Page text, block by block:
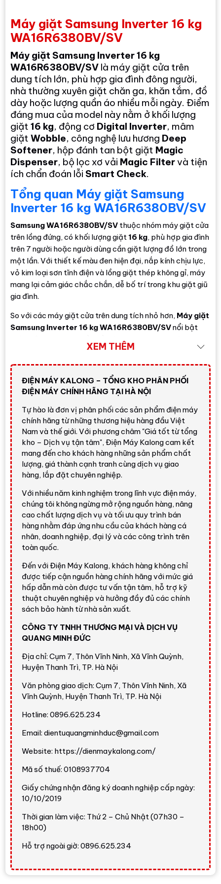
Máy giặt Samsung Inverter 16 kg
WA16R6380BV/SV
Máy giặt Samsung Inverter 16 kg
WA16R6380BV/SV là máy giặt cửa trên
dung tích lớn, phù hợp gia đình đông người,
nhà thường xuyên giặt chăn ga, khăn tắm, đồ
dày hoặc lượng quần áo nhiều mỗi ngày. Điểm
đáng mua của model này nằm ở khối lượng
giặt16 kg, động cơ Digital Inverter, mâm
giặtWobble, công nghệ lưu hương Deep
Softener, hộp đánh tan bột giặt Magic
Dispenser, bộ lọc xơ vải Magic Filtervà tiện
ích chẩn đoán lỗi Smart Check.
Tổng quan Máy giặt Samsung
Inverter 16 kg WA16R6380BV/SV
Samsung WA16R6380BV/SV thuộc nhóm máy giặt cửa
trên lồng đứng, có khối lượng giặt16 kg, phù hợp gia đình
trên 7 người hoặc người dùng cần giặt lượng đồ lớn trong
một lần. Với thiết kế màu đen hiện đại, nắp kính chịu lực,
vỏ kim loại sơn tĩnh điện và lồng giặt thép không gỉ, máy
mang lại cảm giác chắc chắn, dễ bố trí trong khu giặt giũ
gia đình.
So với các máy giặt cửa trên dung tích nhỏ hơn, Máy giặt
Samsung Inverter 16 kg WA16R6380BV/SVnổi bật
nhờ khả năng giặt nhiều đồ, vận hành êm hơn nhờ
, hỗ trợ bảo vệ sợi vải bằng mâm giặt
Wobble
và giúp quần áo thơm lâu hơn nhờDeep Softener. Đây
là lựa chọn phù hợp nếu bạn cần một máy giặt dung tích
lớn, dễ thao tác, không cần chức năng sấy.
Đánh giá nhanh từ Điện Máy
Kalong
Điện Máy Kalongđánh giá Samsung
WA16R6380BV/SV là lựa chọn thực dụng trong
nhóm máy giặt cửa trên dung tích lớn. Máy không
tập trung vào quá nhiều tính năng phức tạp, nhưng
có đủ các công nghệ cần thiết cho nhu cầu giặt hằng
ngày: giặt nhiều đồ, lọc xơ vải, vệ sinh lồng giặt, hẹn
giờ, khóa trẻ em và chẩn đoán lỗi qua điện thoại.
Giá tham khảo tại Điện Máy Kalong:8.650.000 đ
Giá sản phẩm có thể thay đổi theo từng thời điểm,
vui lòng liên hệ để nhận báo giá mới nhất.
Thiết kế
Máy giặt Samsung WA16R6380BV/SV
cửa trên, lồng đứng, phù hợp người dùng thích thao tác
bỏ đồ từ phía trên và không muốn cúi nhiều như khi dùng
máy cửa trước. Thiết kế này đặc biệt tiện cho gia đình có
người lớn tuổi hoặc nhà có nhu cầu giặt nhiều quần áo
trong một mẻ.
Máy có nắp kính chịu lực,lồng giặt thép không gỉ
vỏ
kim loại sơn tĩnh điện . Bảng điều khiển dễ quan sát, hỗ
trợ nhiều chương trình giặt như đồ tối màu, đồ trẻ em, đồ
trải giường, giặt khăn, giặt nhanh, giặt thường, giặt tiết
kiệm và vệ sinh lồng giặt.
Kích thước máy làcao 109.5 cm - ngang 63 cm - sâu
65.5 cm
bạn nên đo kỹ khu vực đặt máy, khoảng mở nắp, đường
cấp nước, đường thoát nước và lối vận chuyển.
Công nghệ và tính năng nổi bật
Digital Inverter
Digital Inverter
là công nghệ động cơ biến tần giúp máy
vận hành ổn định, tiết kiệm điện hơn và giảm tiếng ồn
trong quá trình sử dụng. Lợi ích thực tế là máy phù hợp
với nhu cầu giặt thường xuyên của gia đình đông người,
XEM THÊM
ĐIỆN MÁY KALONG – TỔNG KHO PHÂN PHỐI
ĐIỆN MÁY CHÍNH HÃNG TẠI HÀ NỘI
Tự hào là đơn vị phân phối các sản phẩm điện máy
chính hãng từ những thương hiệu hàng đầu Việt
Nam và thế giới. Với phương châm "Giá tốt từ tổng
kho – Dịch vụ tận tâm", Điện Máy Kalong cam kết
mang đến cho khách hàng những sản phẩm chất
lượng, giá thành cạnh tranh cùng dịch vụ giao
hàng, lắp đặt chuyên nghiệp.
Với nhiều năm kinh nghiệm trong lĩnh vực điện máy,
chúng tôi không ngừng mở rộng nguồn hàng, nâng
cao chất lượng dịch vụ và tối ưu quy trình bán
hàng nhằm đáp ứng nhu cầu của khách hàng cá
nhân, doanh nghiệp, đại lý và các công trình trên
toàn quốc.
Đến với Điện Máy Kalong, khách hàng không chỉ
được tiếp cận nguồn hàng chính hãng với mức giá
hấp dẫn mà còn được tư vấn tận tâm, hỗ trợ kỹ
thuật chuyên nghiệp và hưởng đầy đủ các chính
sách bảo hành từ nhà sản xuất.
CÔNG TY TNHH THƯƠNG MẠI VÀ DỊCH VỤ
QUANG MINH ĐỨC
Địa chỉ: Cụm 7, Thôn Vĩnh Ninh, Xã Vĩnh Quỳnh,
Huyện Thanh Trì, TP. Hà Nội
Văn phòng giao dịch: Cụm 7, Thôn Vĩnh Ninh, Xã
Vĩnh Quỳnh, Huyện Thanh Trì, TP. Hà Nội
Hotline: 0896.625.234
Email: dientuquangminhduc@gmail.com
Website: https://dienmaykalong.com/
Mã số thuế: 0108937704
Giấy chứng nhận đăng ký doanh nghiệp cấp ngày:
10/10/2019
Thời gian làm việc: Thứ 2 – Chủ Nhật (07h30 –
18h00)
Hỗ trợ ngoài giờ: 0896.625.234